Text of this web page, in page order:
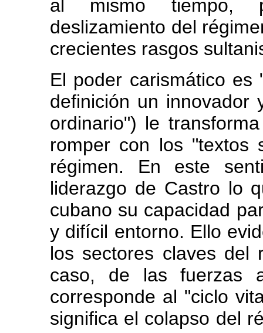
al mismo tiempo,
deslizamiento del
crecientes rasgos
El poder carismático es
definición un innovador
ordinario") le
romper con los "textos
régimen. En este
liderazgo de Castro lo
cubano su capacidad
y difícil entorno. Ello
los sectores claves del
caso, de las fuerzas
corresponde al "ciclo
significa el colapso del